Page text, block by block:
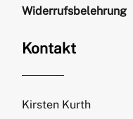
Widerrufsbelehrung
Kontakt
Kirsten Kurth